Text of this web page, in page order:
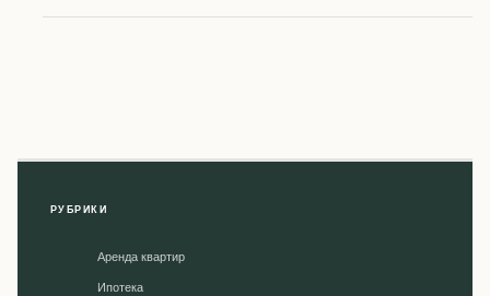
РУБРИКИ
Аренда квартир
Ипотека